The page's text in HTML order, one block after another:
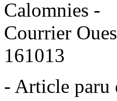
- Article paru